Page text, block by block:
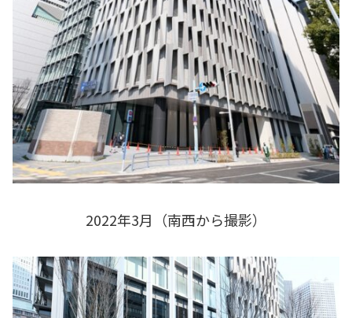
2022年3月（南西から撮影）